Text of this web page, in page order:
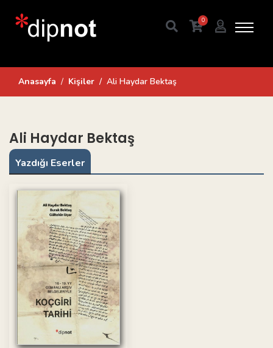
0
Anasayfa Kişiler Ali Haydar Bektaş
Ali Haydar Bektaş
Yazdığı Eserler